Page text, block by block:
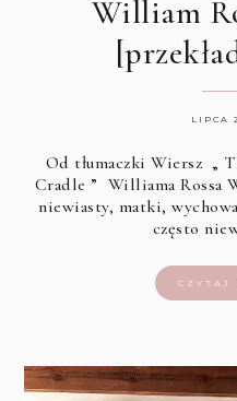
William
LIPCA
Od tłumaczki Wiersz „
Cradle ” Williama Rossa
niewiasty, matki,
często
CZYTAJ